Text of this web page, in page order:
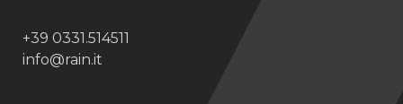
+39 0331.514511
info@rain.it